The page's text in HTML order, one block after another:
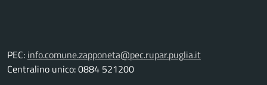
PEC: info.comune.zapponeta@pec.rupar.puglia.it
Centralino unico: 0884 521200